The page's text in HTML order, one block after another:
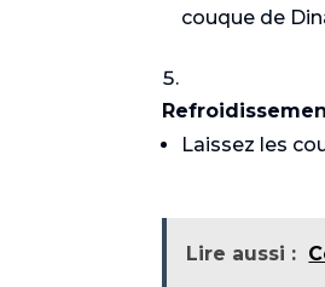
couque de
Laissez les
Lire aussi :